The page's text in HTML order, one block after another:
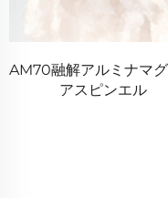
AM70融解アルミナマ
アスピンエル